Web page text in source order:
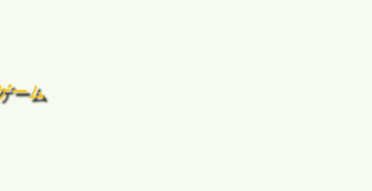
ーム